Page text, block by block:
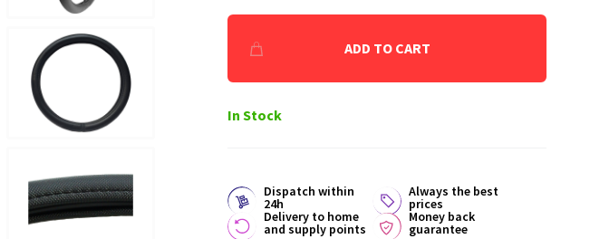
ADD TO CART
In Stock
Dispatch within
24h
Always the best
prices
Delivery to home
and supply points
Money back
guarantee